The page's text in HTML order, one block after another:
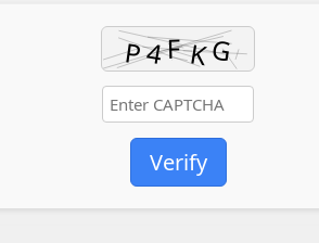
Verify